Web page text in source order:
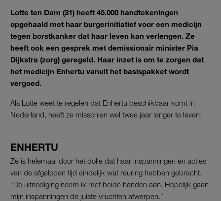
Lotte ten Dam (31) heeft 45.000 handtekeningen
opgehaald met haar burgerinitiatief voor een medicijn
tegen borstkanker dat haar leven kan verlengen. Ze
heeft ook een gesprek met demissionair minister Pia
Dijkstra (zorg) geregeld. Haar inzet is om te zorgen dat
het medicijn Enhertu vanuit het basispakket wordt
vergoed.
Als Lotte weet te regelen dat Enhertu beschikbaar komt in
Nederland, heeft ze misschien wel twee jaar langer te leven.
ENHERTU
Ze is helemaal door het dolle dat haar inspanningen en acties
van de afgelopen tijd eindelijk wat reuring hebben gebracht.
“De uitnodiging neem ik met beide handen aan. Hopelijk gaan
mijn inspanningen de juiste vruchten afwerpen.”